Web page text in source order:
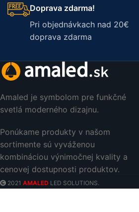
Doprava zdarma!
Pri objednávkach nad 20€
doprava zdarma
Amaled je symbolom pre funkčné
svetlá moderného dizajnu.
Ponúkame produkty v našom
sortimente sú vyváženou
kombináciou výnimočnej kvality a
cenovej dostupnosti produktov.
2021 AMALED LED SOLUTIONS.